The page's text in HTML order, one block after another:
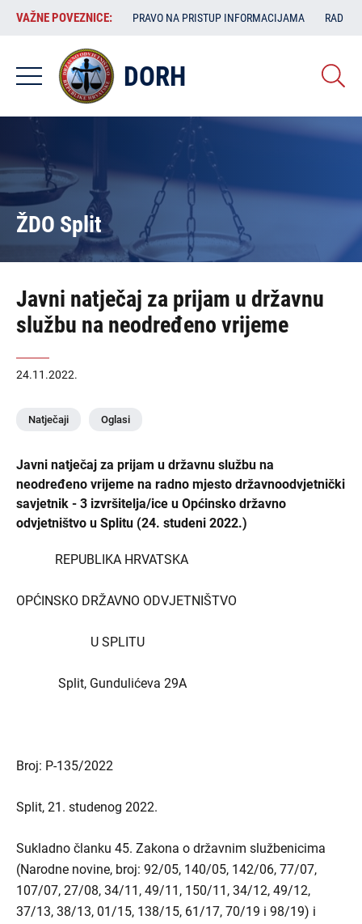
Skoči
sadržaj
VAŽNE
POVEZNICE:
VAŽNE POVEZNICE: PRAVO NA PRISTUP INFORMACIJAMA RAD
DORH
ŽDO Split
Javni natječaj za prijam u državnu
službu na neodređeno vrijeme
24.11.2022.
Natječaji Oglasi
Javni natječaj za prijam u državnu službu na
neodređeno vrijeme na radno mjesto državnoodvjetnički
savjetnik - 3 izvršitelja/ice u Općinsko državno
odvjetništvo u Splitu (24. studeni 2022.)
REPUBLIKA HRVATSKA
OPĆINSKO DRŽAVNO ODVJETNIŠTVO
U SPLITU
Split, Gundulićeva 29A
Broj: P-135/2022
Split, 21. studenog 2022.
Sukladno članku 45. Zakona o državnim službenicima
(Narodne novine, broj: 92/05, 140/05, 142/06, 77/07,
107/07, 27/08, 34/11, 49/11, 150/11, 34/12, 49/12,
37/13, 38/13, 01/15, 138/15, 61/17, 70/19 i 98/19) i